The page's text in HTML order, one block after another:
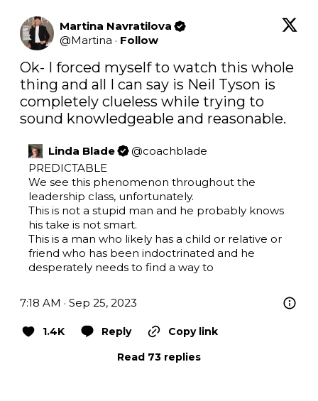
Martina Navratilova
@Martina · Follow
Ok- I forced myself to watch this whole
thing and all I can say is Neil Tyson is
completely clueless while trying to
sound knowledgeable and reasonable.
Linda Blade @coachblade
PREDICTABLE
We see this phenomenon throughout the
leadership class, unfortunately.
This is not a stupid man and he probably knows
his take is not smart.
This is a man who likely has a child or relative or
friend who has been indoctrinated and he
desperately needs to find a way to
7:18 AM · Sep 25, 2023
1.4K Reply
Copy link
Read 73 replies